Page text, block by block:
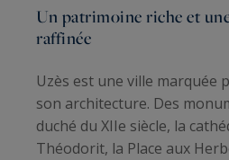
Un patrimoine riche et
raffinée
Uzès est une ville marquée
son architecture. Des
duché du XIIe siècle, la
Théodorit, la Place aux